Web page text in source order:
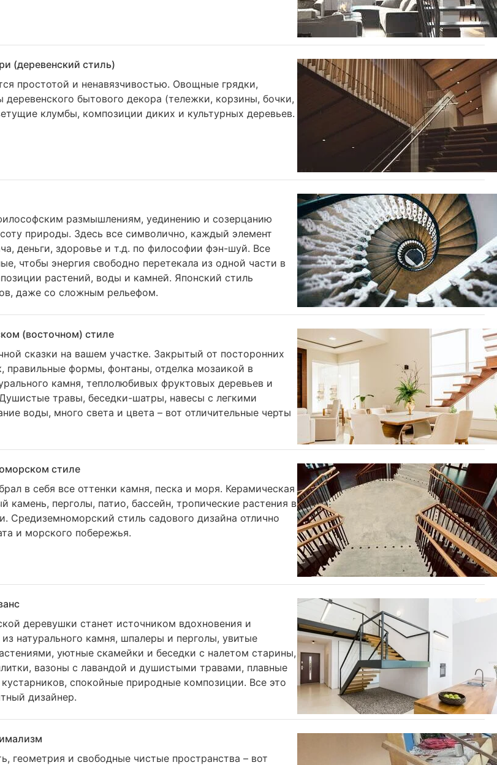
(деревенский стиль)
простотой и ненавязчивостью. Овощные грядки,
деревенского бытового декора (тележки, корзины, бочки,
клумбы, композиции диких и культурных деревьев.
размышлениям, уединению и созерцанию
природы. Здесь все символично, каждый элемент
деньги, здоровье и т.д. по философии фэн-шуй. Все
чтобы энергия свободно перетекала из одной части в
растений, воды и камней. Японский стиль
даже со сложным рельефом.
(восточном) стиле
сказки на вашем участке. Закрытый от посторонних
правильные формы, фонтаны, отделка мозаикой в
камня, теплолюбивых фруктовых деревьев и
травы, беседки-шатры, навесы с легкими
воды, много света и цвета – вот отличительные черты
стиле
в себя все оттенки камня, песка и моря. Керамическая
камень, перголы, патио, бассейн, тропические растения в
Средиземноморский стиль садового дизайна отлично
и морского побережья.
деревушки станет источником вдохновения и
натурального камня, шпалеры и перголы, увитые
уютные скамейки и беседки с налетом старины,
вазоны с лавандой и душистыми травами, плавные
спокойные природные композиции. Все это
дизайнер.
геометрия и свободные чистые пространства – вот